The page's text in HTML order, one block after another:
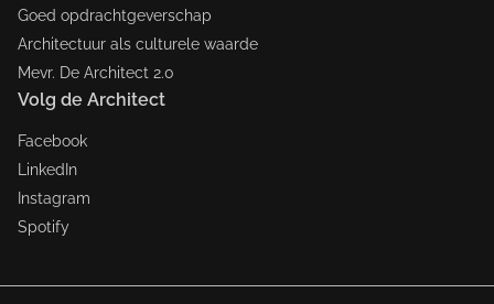
Goed opdrachtgeverschap
Architectuur als culturele waarde
Mevr. De Architect 2.0
Volg de Architect
Facebook
LinkedIn
Instagram
Spotify